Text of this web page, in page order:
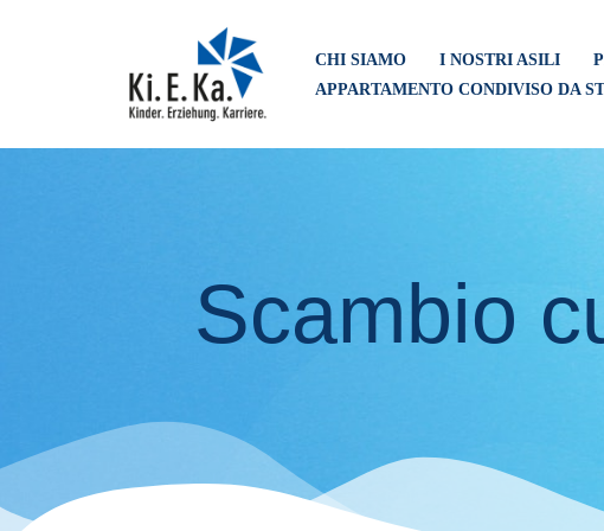
CHI SIAMO I NOSTRI ASILI
APPARTAMENTO CONDIVISO DA
Scambio